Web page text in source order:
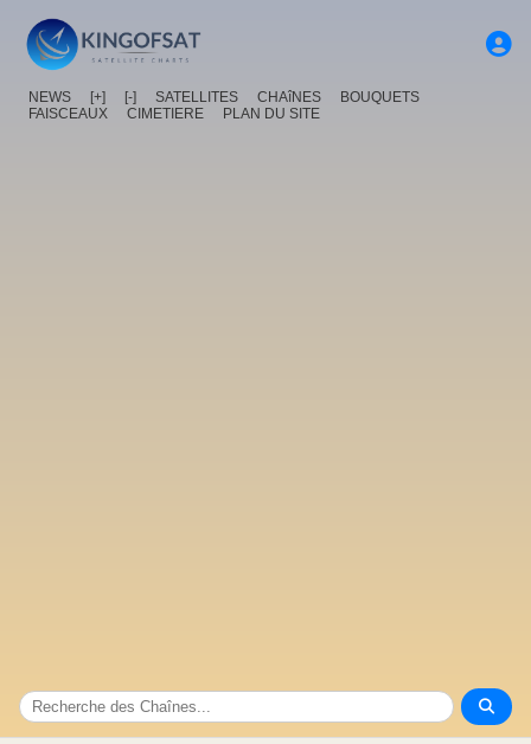
NEWS [+] [-] SATELLITES CHAîNES
BOUQUETS
FAISCEAUX
CIMETIERE PLAN DU SITE